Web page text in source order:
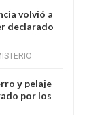
volvió a
declarado
у pelaje
por los